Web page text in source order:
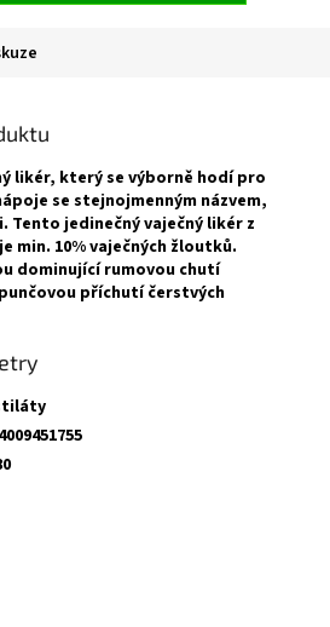
likér, který se výborně hodí pro
se stejnojmenným názvem,
Tento jedinečný vaječný likér z
min. 10% vaječných žloutků.
dominující rumovou chutí
příchutí čerstvých